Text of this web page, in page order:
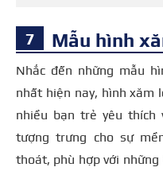
Mẫu hình
Nhắc đến những mẫu
nhất hiện nay, hình xăm
nhiều bạn trẻ yêu thích
tượng trưng cho sự
thoát, phù hợp với những